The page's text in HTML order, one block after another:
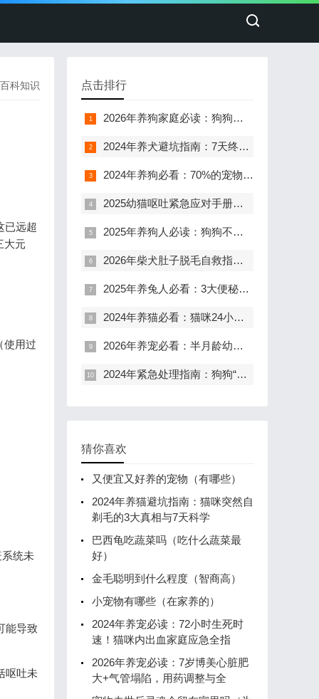
科知识
已远超
大元
使用过
统未
能导致
呕吐未
点击排行
2026年养狗家庭必读：狗狗突然发抖呕吐，5大元凶排查表，第3种最易忽略！
2024年养犬避坑指南：7天终结狗狗顽固性腹泻，95%家庭忽视的关键细节
2024年养狗必看：70%的宠物主都忽略的咳嗽真相与科学应对指南
2025幼猫呕吐紧急应对手册：一天吐七八次，如何判断送医时机与家庭急救
2025年养狗人必读：狗狗不吃不喝还呕吐？资深宠物专家详解8大原因+3步急救法，看完省下5000元医疗费
2026年柴犬肚子脱毛自救指南：3步处理法，避免粉色皮肤恶化
2025年养兔人必看：3大便秘元凶+4步解决法，让兔宝告别“便便困难户”
2024年养猫必看：猫咪24小时不排尿的生死警报
2026年养宠必看：半月龄幼犬半夜惨叫，90%新手都犯的喂养错误
2024年紧急处理指南：狗狗“小弟弟”肿了？在家三步急救，避免恶化送医！
猜你喜欢
又便宜又好养的宠物（有哪些）
2024年养猫避坑指南：猫咪突然自
剃毛的3大真相与7天科学
巴西龟吃蔬菜吗（吃什么蔬菜最
好）
金毛聪明到什么程度（智商高）
小宠物有哪些（在家养的）
2024年养宠必读：72小时生死时
速！猫咪内出血家庭应急全指
2026年养宠必读：7岁博美心脏肥
大+气管塌陷，用药调整与全